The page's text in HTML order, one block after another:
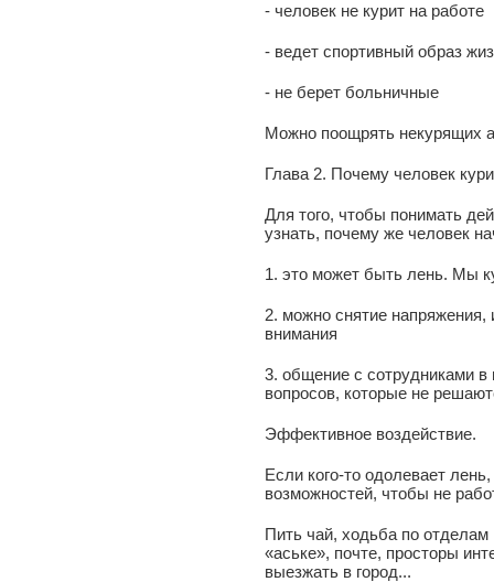
- человек не курит на работе
- ведет спортивный образ
- не берет больничные
Можно поощрять некурящих
Глава 2. Почему человек
Для того, чтобы понимать
узнать, почему же человек
1. это может быть лень. Мы
2. можно снятие
внимания
3. общение с сотрудниками
вопросов, которые не
Эффективное воздействие.
Если кого-то одолевает
возможностей, чтобы не
Пить чай, ходьба по
«аське», почте, просторы
выезжать в город...